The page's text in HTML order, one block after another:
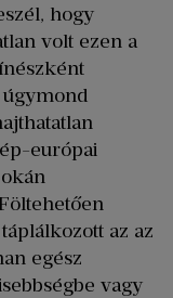
hogy
volt ezen a
európai
az az
egész
vagy